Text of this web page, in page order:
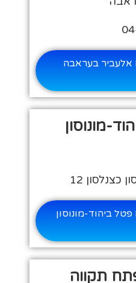
אלעביר בעראבה
מונוסון
כצנלסון 12
ביהוד-מונוסון
תקווה